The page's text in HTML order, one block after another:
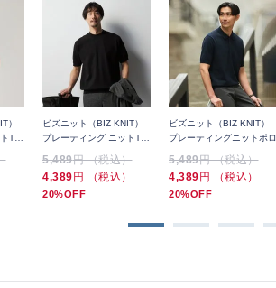
）
Tシ
ビズニット（BIZ KNIT）
プレーティング ニットTシ
5,489円 （税込）
4,389 円 （税込）
20%OFF
ビズニット（BIZ KNIT）
プレーティングニットポロ
5,489円 （税込）
4,389 円 （税込）
20%OFF